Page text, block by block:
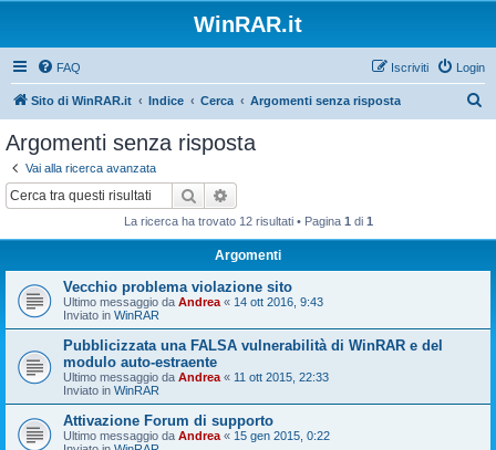
WinRAR.it
FAQ Login
Iscriviti
Sito di WinRAR.it Indice Cerca Argomenti senza risposta
Argomenti senza risposta
Vai alla ricerca avanzata
Cerca
La ricerca ha trovato 12 risultati • Pagina 1 di 1
Argomenti
Vecchio problema violazione sito
Ultimo messaggio da Andrea « 14 ott 2016, 9:43
Inviato in WinRAR
Pubblicizzata una FALSA vulnerabilità di WinRAR e del
modulo auto-estraente
Ultimo messaggio da Andrea « 11 ott 2015, 22:33
Inviato in WinRAR
Attivazione Forum di supporto
Ultimo messaggio da Andrea « 15 gen 2015, 0:22